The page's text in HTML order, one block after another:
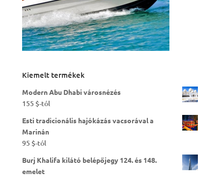
Kiemelt termékek
Modern Abu Dhabi városnézés
155 $-tól
Esti tradicionális hajókázás vacsorával a
Marinán
95 $-tól
Burj Khalifa kilátó belépőjegy 124. és 148.
emelet